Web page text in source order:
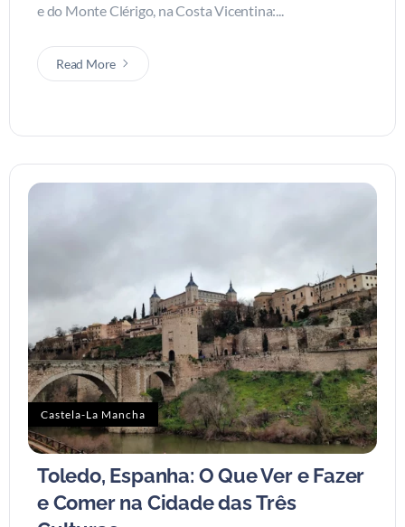
e do Monte Clérigo, na Costa Vicentina:...
Read More
Castela-La Mancha
Toledo, Espanha: O Que Ver e Fazer
e Comer na Cidade das Três